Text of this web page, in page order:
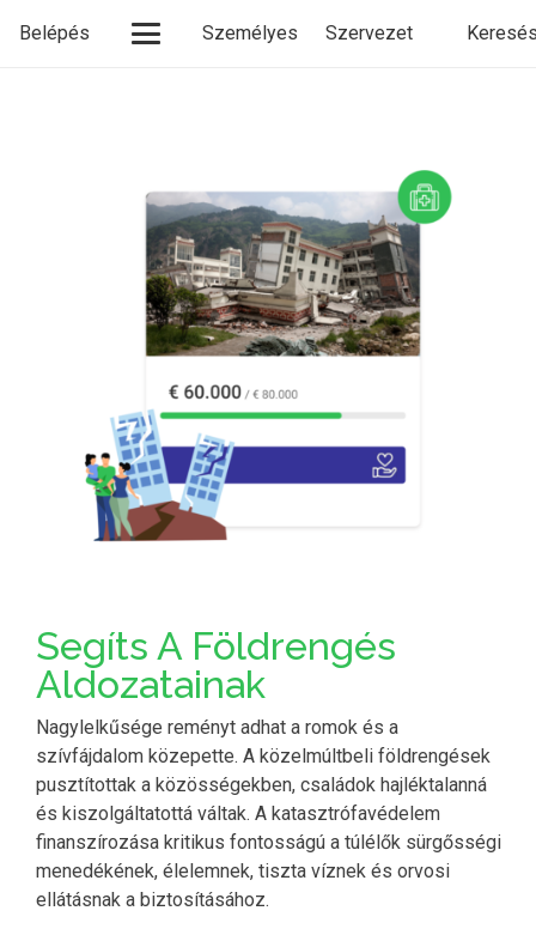
Belépés Személyes Szervezet
Segíts A Földrengés
Aldozatainak
Nagylelkűsége reményt adhat a romok és a
szívfájdalom közepette. A közelmúltbeli földrengések
pusztítottak a közösségekben, családok hajléktalanná
és kiszolgáltatottá váltak. A katasztrófavédelem
finanszírozása kritikus fontosságú a túlélők sürgősségi
menedékének, élelemnek, tiszta víznek és orvosi
ellátásnak a biztosításához.